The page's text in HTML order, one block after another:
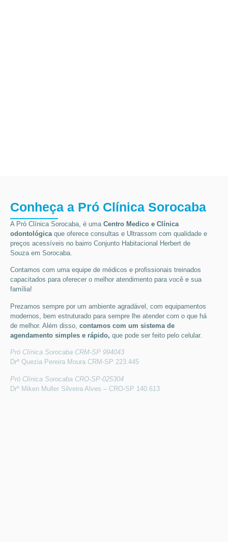
Conheça a Pró Clínica Sorocaba
A Pró Clínica Sorocaba, é uma Centro Medico e Clínica
odontológicaque oferece consultas e Ultrassom com qualidade e
preços acessíveis no bairro Conjunto Habitacional Herbert de
Souza em Sorocaba.
Contamos com uma equipe de médicos e profissionais treinados
capacitados para oferecer o melhor atendimento para você e sua
família!
Prezamos sempre por um ambiente agradável, com equipamentos
modernos, bem estruturado para sempre lhe atender com o que há
de melhor. Além disso, contamos com um sistema de
agendamento simples e rápido, que pode ser feito pelo celular.
Pró Clínica Sorocaba CRM-SP 994043
Drª Quezia Pereira Moura CRM-SP 223.445
Pró Clínica Sorocaba CRO-SP-025304
Drº Miken Muller Silveira Alves – CRO-SP 140.613